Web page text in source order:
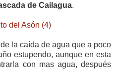
de Cailagua.
la caída de agua que a poco
estupendo, aunque en esta
con mas agua, después